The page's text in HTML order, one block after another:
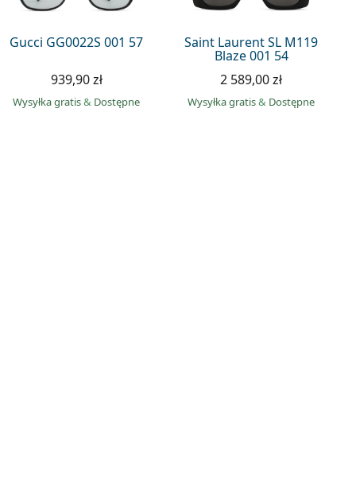
Gucci GG0022S 001 57
939,90 zł
Wysyłka gratis& Dostępne
Saint Laurent SL M119
Blaze 001 54
2 589,00 zł
Wysyłka gratis& Dostępne